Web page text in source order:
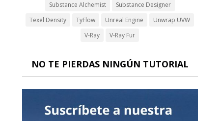
Substance Alchemist
Substance Designer
Texel Density
TyFlow Unreal Engine
Unwrap UVW
V-Ray
V-Ray Fur
NO TE PIERDAS NINGÚN TUTORIAL